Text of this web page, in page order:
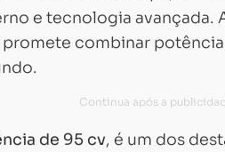
e tecnologia avançada.
promete combinar
de 95 cv, é um dos